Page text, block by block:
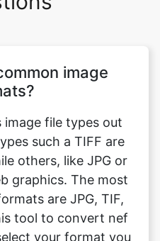
image
such a TIFF are
others, like JPG or
graphics. The most
are JPG, TIF,
tool to convert nef
your format you
your image file.
instantly and
result after only a